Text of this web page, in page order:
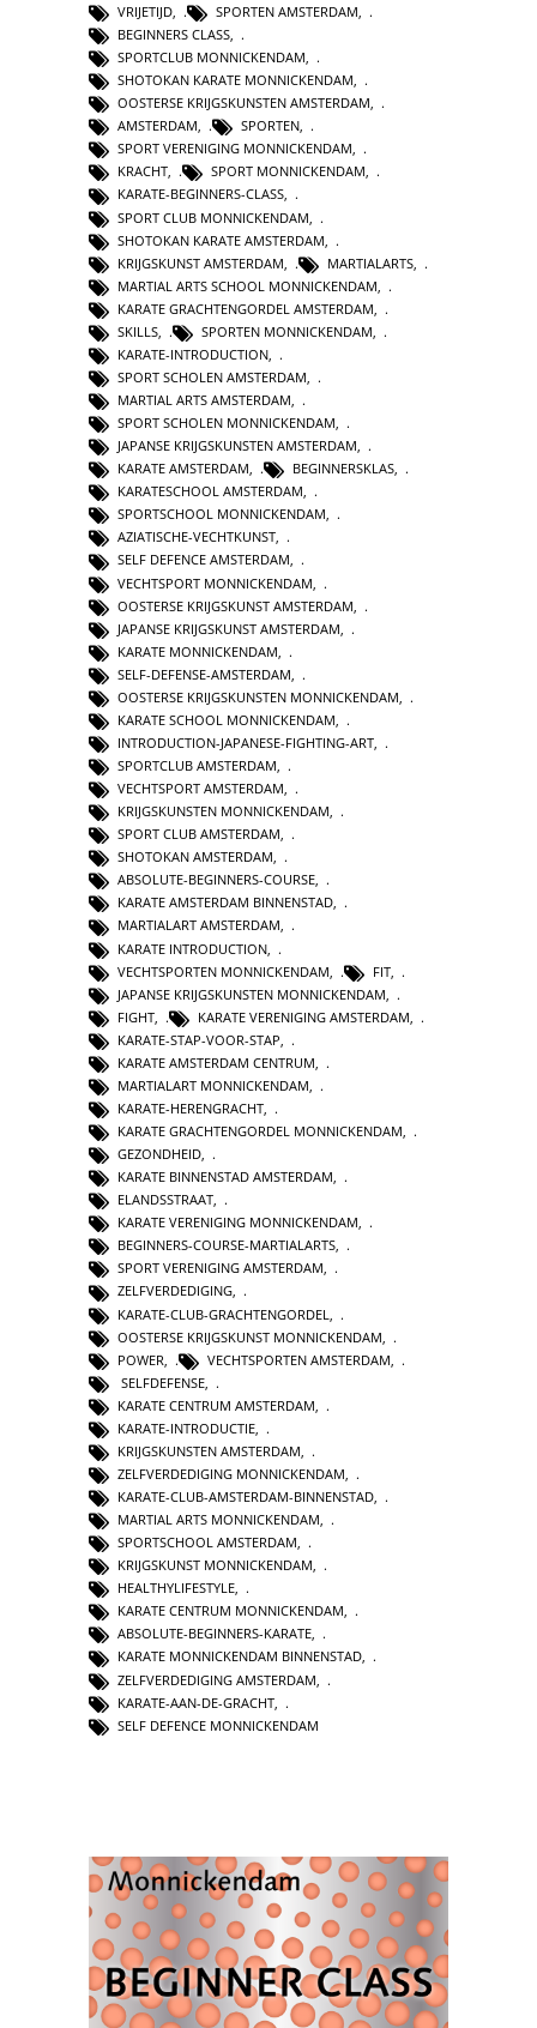
VRIJETIJD
SPORTEN AMSTERDAM
BEGINNERS CLASS,
SPORTCLUB MONNICKENDAM,
SHOTOKAN KARATE MONNICKENDAM,
OOSTERSE KRIJGSKUNSTEN AMSTERDAM,
AMSTERDAM, SPORTEN,
SPORT VERENIGING MONNICKENDAM,
KRACHT, SPORT MONNICKENDAM,
KARATE-BEGINNERS-CLASS,
SPORT CLUB MONNICKENDAM
SHOTOKAN KARATE AMSTERDAM
KRIJGSKUNST AMSTERDAM
MARTIALARTS
MARTIAL ARTS SCHOOL MONNICKENDAM
KARATE GRACHTENGORDEL AMSTERDAM
SKILLS
SPORTEN MONNICKENDAM
KARATE-INTRODUCTION
SPORT SCHOLEN AMSTERDAM
MARTIAL ARTS AMSTERDAM,
SPORT SCHOLEN MONNICKENDAM,
JAPANSE KRIJGSKUNSTEN AMSTERDAM,
KARATE AMSTERDAM, BEGINNERSKLAS,
KARATESCHOOL AMSTERDAM,
SPORTSCHOOL MONNICKENDAM,
AZIATISCHE-VECHTKUNST,
SELF DEFENCE AMSTERDAM,
VECHTSPORT MONNICKENDAM
OOSTERSE KRIJGSKUNST AMSTERDAM
JAPANSE KRIJGSKUNST AMSTERDAM
KARATE MONNICKENDAM
SELF-DEFENSE-AMSTERDAM
OOSTERSE KRIJGSKUNSTEN MONNICKENDAM
KARATE SCHOOL MONNICKENDAM
INTRODUCTION-JAPANESE-FIGHTING-ART
SPORTCLUB AMSTERDAM,
VECHTSPORT AMSTERDAM,
KRIJGSKUNSTEN MONNICKENDAM,
SPORT CLUB AMSTERDAM,
SHOTOKAN AMSTERDAM,
ABSOLUTE-BEGINNERS-COURSE,
KARATE AMSTERDAM BINNENSTAD,
MARTIALART AMSTERDAM,
KARATE INTRODUCTION
VECHTSPORTEN MONNICKENDAM
FIT
JAPANSE KRIJGSKUNSTEN MONNICKENDAM
FIGHT
KARATE VERENIGING AMSTERDAM
KARATE-STAP-VOOR-STAP
KARATE AMSTERDAM CENTRUM
MARTIALART MONNICKENDAM
KARATE-HERENGRACHT
KARATE GRACHTENGORDEL MONNICKENDAM,
GEZONDHEID,
KARATE BINNENSTAD AMSTERDAM,
ELANDSSTRAAT,
KARATE VERENIGING MONNICKENDAM,
BEGINNERS-COURSE-MARTIALARTS,
SPORT VERENIGING AMSTERDAM,
ZELFVERDEDIGING,
KARATE-CLUB-GRACHTENGORDEL
OOSTERSE KRIJGSKUNST MONNICKENDAM
POWER
VECHTSPORTEN AMSTERDAM
SELFDEFENSE
KARATE CENTRUM AMSTERDAM
KARATE-INTRODUCTIE
KRIJGSKUNSTEN AMSTERDAM
ZELFVERDEDIGING MONNICKENDAM
KARATE-CLUB-AMSTERDAM-BINNENSTAD,
MARTIAL ARTS MONNICKENDAM,
SPORTSCHOOL AMSTERDAM,
KRIJGSKUNST MONNICKENDAM,
HEALTHYLIFESTYLE,
KARATE CENTRUM MONNICKENDAM,
ABSOLUTE-BEGINNERS-KARATE,
KARATE MONNICKENDAM BINNENSTAD,
ZELFVERDEDIGING AMSTERDAM
KARATE-AAN-DE-GRACHT
SELF DEFENCE MONNICKENDAM